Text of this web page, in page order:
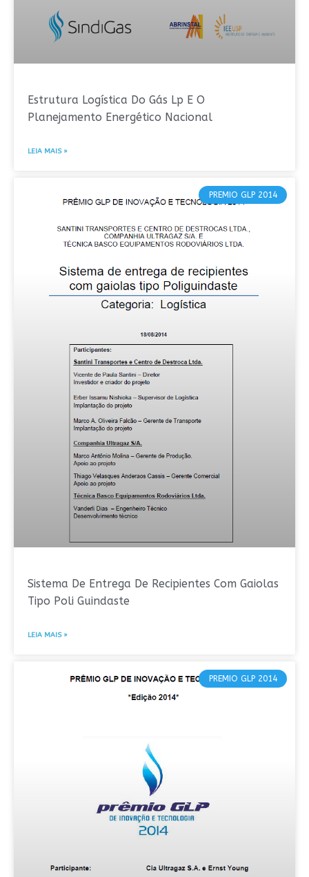
Estrutura Logística Do Gás Lp E O
Planejamento Energético Nacional
LEIA MAIS »
PREMIO GLP 2014
Sistema De Entrega De Recipientes Com Gaiolas
Tipo Poli Guindaste
LEIA MAIS »
PREMIO GLP 2014